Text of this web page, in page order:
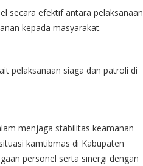
secara efektif antara pelaksanaan
kepada masyarakat.
pelaksanaan siaga dan patroli di
menjaga stabilitas keamanan
kamtibmas di Kabupaten
personel serta sinergi dengan